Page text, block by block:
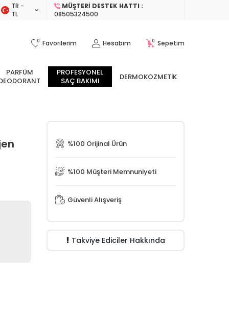
TR −
TL
MÜŞTERI DESTEK HATTI :
08505324500
0 Favorilerim Hesabım 0 Sepetim
PARFÜM
PROFESYONEL
SAÇ BAKIMI
DERMOKOZMETIK
%100 Orijinal Ürün
%100 Müşteri Memnuniyeti
Güvenli Alışveriş
Takviye Ediciler Hakkında